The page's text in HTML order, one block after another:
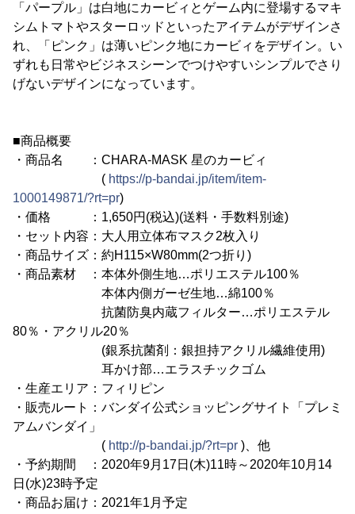
「パープル」は白地にカービィとゲーム内に登場するマキ
シムトマトやスターロッドといったアイテムがデザインさ
れ、「ピンク」は薄いピンク地にカービィをデザイン。い
ずれも日常やビジネスシーンでつけやすいシンプルでさり
げないデザインになっています。
■商品概要
・商品名 ：CHARA-MASK 星のカービィ
( https://p-bandai.jp/item/item-
1000149871/?rt=pr)
・価格 ：1,650円(税込)(送料・手数料別途)
・セット内容：大人用立体布マスク2枚入り
・商品サイズ：約H115×W80mm(2つ折り)
・商品素材 ：本体外側生地…ポリエステル100％
本体内側ガーゼ生地…綿100％
抗菌防臭内蔵フィルター…ポリエステル
80％・アクリル20％
(銀系抗菌剤：銀担持アクリル繊維使用)
耳かけ部…エラスチックゴム
・生産エリア：フィリピン
・販売ルート：バンダイ公式ショッピングサイト「プレミ
アムバンダイ」
( http://p-bandai.jp/?rt=pr )、他
・予約期間 ：2020年9月17日(木)11時～2020年10月14
日(水)23時予定
・商品お届け：2021年1月予定